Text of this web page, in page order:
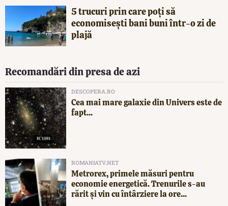
5 trucuri prin care poți să
economisești bani buni într-o zi de
plajă
Recomandări din presa de azi
DESCOPERA.RO
Cea mai mare galaxie din Univers este de
fapt...
ROMANIATV.NET
Metrorex, primele măsuri pentru
economie energetică. Trenurile s-au
rărit și vin cu întârziere la ore...